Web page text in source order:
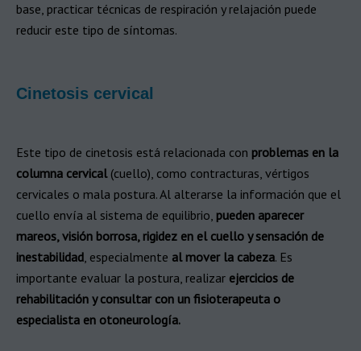
base, practicar técnicas de respiración y relajación puede
reducir este tipo de síntomas.
Cinetosis cervical​
Este tipo de cinetosis está relacionada con problemas en la
columna cervical(cuello), como contracturas, vértigos
cervicales o mala postura. Al alterarse la información que el
cuello envía al sistema de equilibrio, pueden aparecer
mareos, visión borrosa, rigidez en el cuello y sensación de
inestabilidad, especialmente al mover la cabeza. Es
importante evaluar la postura, realizar ejercicios de
rehabilitación y consultar con un fisioterapeuta o
especialista en otoneurología.